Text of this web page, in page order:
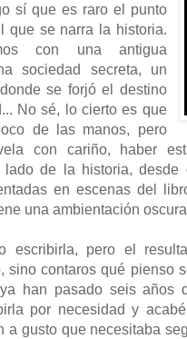
sí que es raro el punto
que se narra la historia.
con una antigua
sociedad secreta, un
se forjó el destino
No sé, lo cierto es que
de las manos, pero
con cariño, haber
de la historia, desde
en escenas del
una ambientación
escribirla, pero el
sino contaros qué pienso
han pasado seis años
por necesidad y
a gusto que necesitaba